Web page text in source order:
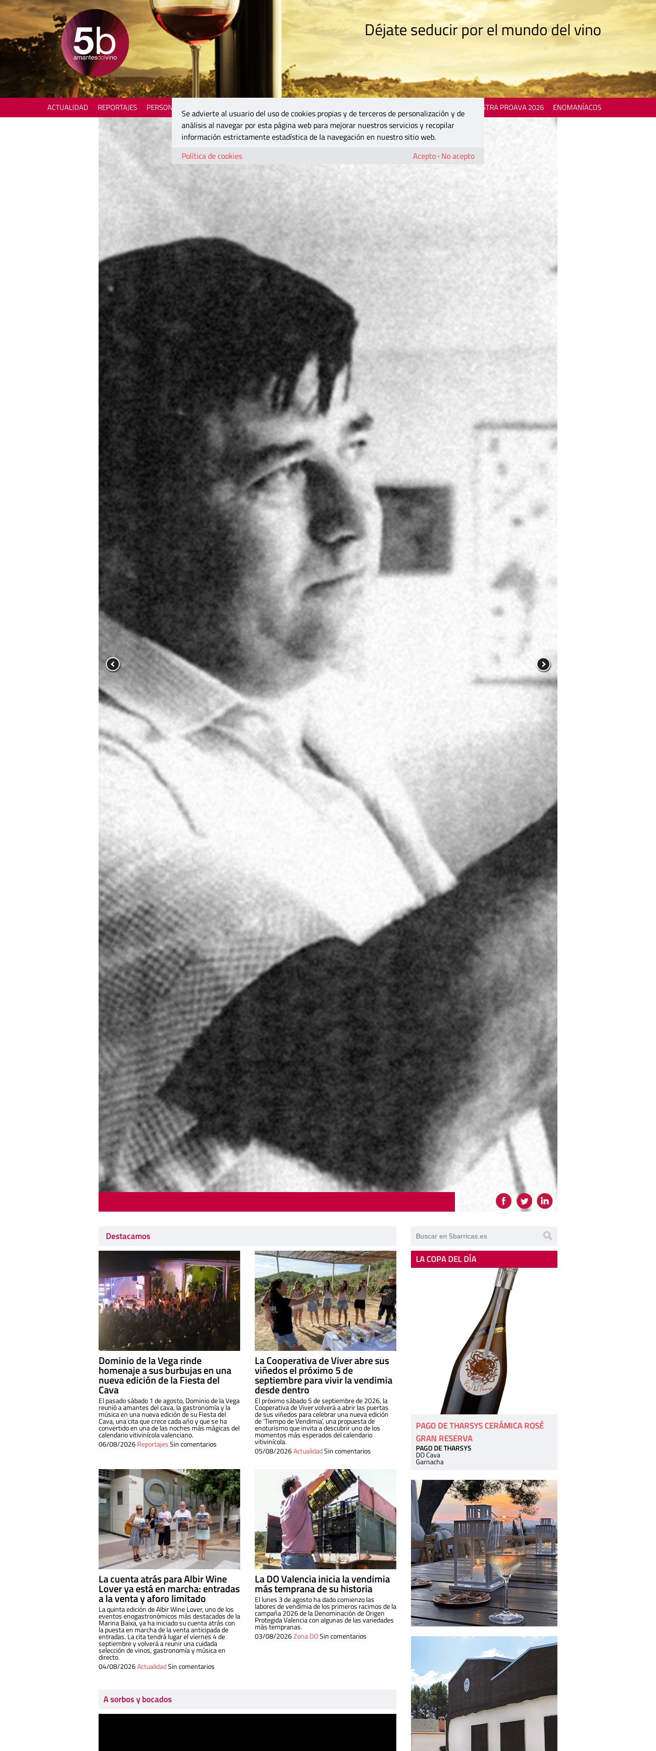
Déjate seducir por el mundo del vino
ACTUALIDAD REPORTAJES PERSONAJES MOSTRA PROAVA 2026 ENOMANÍACOS
Destacamos
Dominio de la Vega rinde
homenaje a sus burbujas en una
nueva edición de la Fiesta del
Cava
El pasado sábado 1 de agosto, Dominio de la Vega
reunió a amantes del cava, la gastronomía y la
música en una nueva edición de su Fiesta del
Cava, una cita que crece cada año y que se ha
convertido en una de las noches más mágicas del
calendario vitivinícola valenciano.
06/08/2026ReportajesSin comentarios
La Cooperativa de Viver abre sus
viñedos el próximo 5 de
septiembre para vivir la vendimia
desde dentro
El próximo sábado 5 de septiembre de 2026, la
Cooperativa de Viver volverá a abrir las puertas
de sus viñedos para celebrar una nueva edición
de ‘Tiempo de Vendimia’, una propuesta de
enoturismo que invita a descubrir uno de los
momentos más esperados del calendario
vitivinícola.
05/08/2026ActualidadSin comentarios
La cuenta atrás para Albir Wine
Lover ya está en marcha: entradas
a la venta y aforo limitado
La quinta edición de Albir Wine Lover, uno de los
eventos enogastronómicos más destacados de la
Marina Baixa, ya ha iniciado su cuenta atrás con
la puesta en marcha de la venta anticipada de
entradas. La cita tendrá lugar el viernes 4 de
septiembre y volverá a reunir una cuidada
selección de vinos, gastronomía y música en
directo.
04/08/2026ActualidadSin comentarios
La DO Valencia inicia la vendimia
más temprana de su historia
El lunes 3 de agosto ha dado comienzo las
labores de vendimia de los primeros racimos de la
campaña 2026 de la Denominación de Origen
Protegida Valencia con algunas de las variedades
más tempranas.
03/08/2026Zona DOSin comentarios
A sorbos y bocados
LA COPA DEL DÍA
PAGO DE THARSYS CERÁMICA ROSÉ
GRAN RESERVA
PAGO DE THARSYS
DO Cava
Garnacha
Se advierte al usuario del uso de cookies propias y de terceros de personalización y de
análisis al navegar por esta página web para mejorar nuestros servicios y recopilar
información estrictamente estadística de la navegación en nuestro sitio web.
Política de cookies
Acepto · No acepto